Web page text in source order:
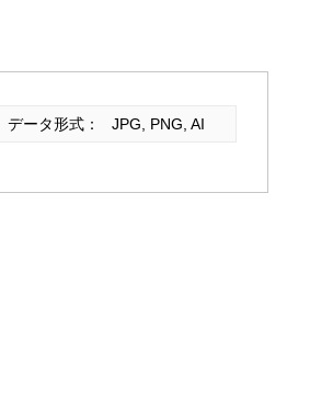
データ形式： JPG, PNG, AI